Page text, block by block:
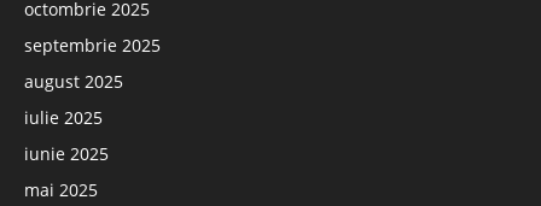
octombrie 2025
septembrie 2025
august 2025
iulie 2025
iunie 2025
mai 2025